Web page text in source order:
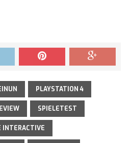
PLAYSTATION 4
SPIELETEST
INTERACTIVE